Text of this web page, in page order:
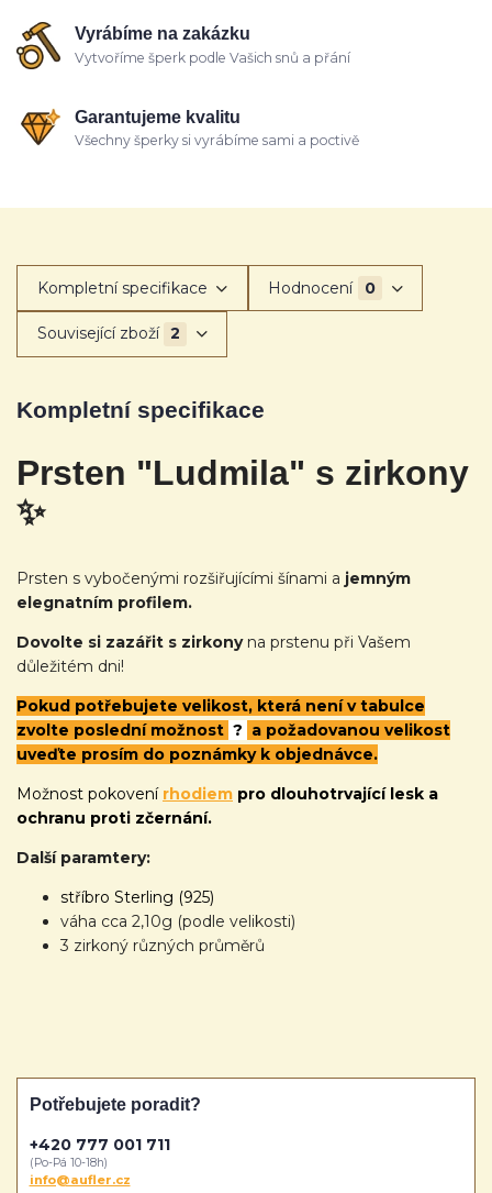
Vyrábíme na zakázku
Vytvoříme šperk podle Vašich snů a přání
Garantujeme kvalitu
Všechny šperky si vyrábíme sami a poctivě
Kompletní specifikace Hodnocení 0
Související zboží 2
Kompletní specifikace
Prsten "Ludmila" s zirkony
✨
Prsten s vybočenými rozšiřujícími šínami a jemným
elegnatním profilem.
Dovolte si zazářit s zirkonyna prstenu při Vašem
důležitém dni!
Pokud potřebujete velikost, která není v tabulce
zvolte poslední možnost ? a požadovanou velikost
uveďte prosím do poznámky k objednávce.
Možnost pokovení rhodiem pro dlouhotrvající lesk a
ochranu proti zčernání.
Další paramtery:
stříbro Sterling (925)
váha cca 2,10g (podle velikosti)
3 zirkoný různých průměrů
Potřebujete poradit?
+420 777 001 711
(Po-Pá 10-18h)
info@aufler.cz